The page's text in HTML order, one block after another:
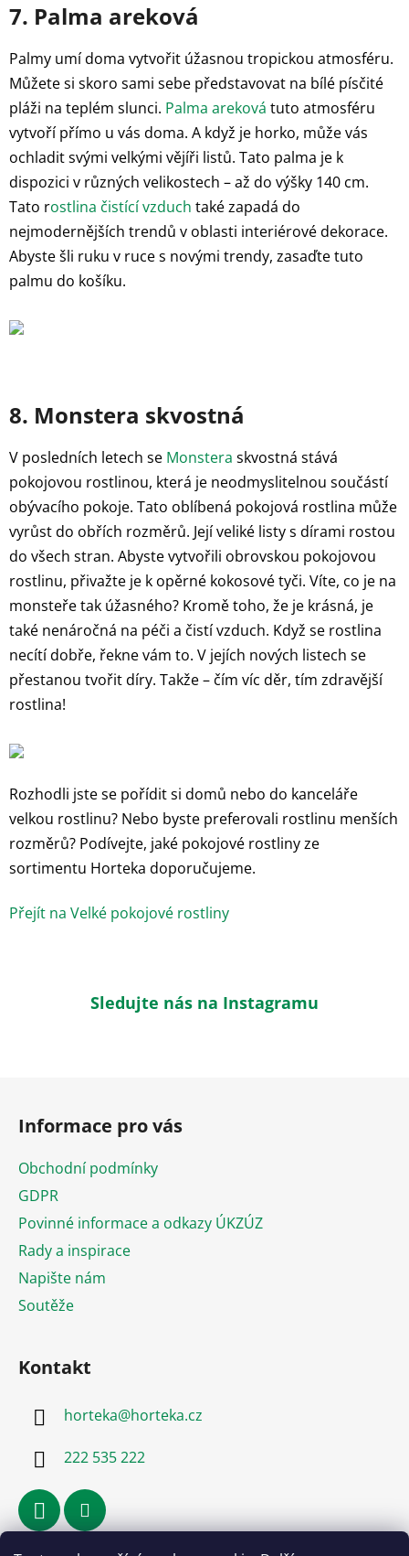
7. Palma areková
Palmy umí doma vytvořit úžasnou tropickou atmosféru.
Můžete si skoro sami sebe představovat na bílé písčité
pláži na teplém slunci. Palma areková tuto atmosféru
vytvoří přímo u vás doma. A když je horko, může vás
ochladit svými velkými vějíři listů. Tato palma je k
dispozici v různých velikostech – až do výšky 140 cm.
Tato rostlina čistící vzduch také zapadá do
nejmodernějších trendů v oblasti interiérové dekorace.
Abyste šli ruku v ruce s novými trendy, zasaďte tuto
palmu do košíku.
8. Monstera skvostná
V posledních letech se Monstera skvostná stává
pokojovou rostlinou, která je neodmyslitelnou součástí
obývacího pokoje. Tato oblíbená pokojová rostlina může
vyrůst do obřích rozměrů. Její veliké listy s dírami rostou
do všech stran. Abyste vytvořili obrovskou pokojovou
rostlinu, přivažte je k opěrné kokosové tyči. Víte, co je na
monsteře tak úžasného? Kromě toho, že je krásná, je
také nenáročná na péči a čistí vzduch. Když se rostlina
necítí dobře, řekne vám to. V jejích nových listech se
přestanou tvořit díry. Takže – čím víc děr, tím zdravější
rostlina!
Rozhodli jste se pořídit si domů nebo do kanceláře
velkou rostlinu? Nebo byste preferovali rostlinu menších
rozměrů? Podívejte, jaké pokojové rostliny ze
sortimentu Horteka doporučujeme.
Přejít na Velké pokojové rostliny
Sledujte nás na Instagramu
Informace pro vás
Obchodní podmínky
GDPR
Povinné informace a odkazy ÚKZÚZ
Rady a inspirace
Napište nám
Soutěže
Kontakt
horteka@horteka.cz
222 535 222